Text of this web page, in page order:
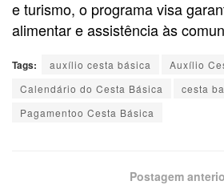
e turismo, o programa visa
alimentar e assistência às
Tags: auxílio cesta básica
Auxílio
Calendário do Cesta Básica
cesta
Pagamentoo Cesta Básica
Postagem